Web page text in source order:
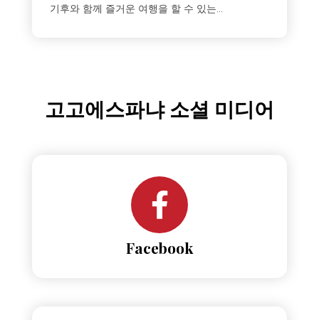
기후와 함께 즐거운 여행을 할 수 있는...
고고에스파냐 소셜 미디어
Facebook